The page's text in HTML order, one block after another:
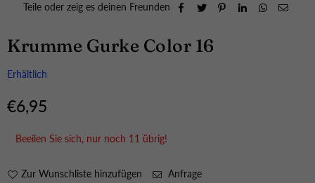
Teile oder zeig es deinen Freunden
Krumme Gurke Color 16
Erhältlich
Normaler
€6,95
Beeilen Sie sich, nur noch 11 übrig!
Zur Wunschliste hinzufügen Anfrage